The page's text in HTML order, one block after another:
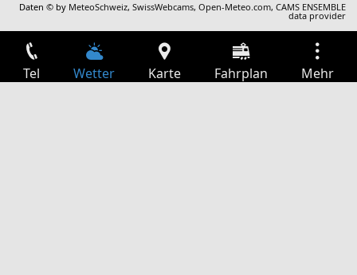
Daten © by MeteoSchweiz,SwissWebcams,Open-Meteo.com,CAMS ENSEMBLE
data provider
Tel Wetter Karte Fahrplan Mehr